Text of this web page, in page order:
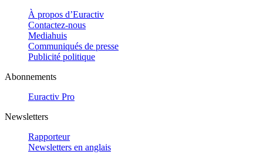
À propos d’Euractiv
Contactez-nous
Mediahuis
Communiqués de presse
Publicité politique
Abonnements
Euractiv Pro
Newsletters
Rapporteur
Newsletters en anglais